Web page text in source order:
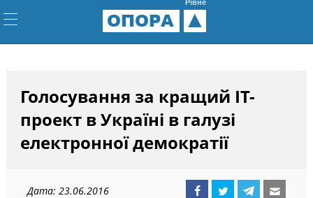
ОПОРА
Рівне
Голосування за кращий IT-
проект в Україні в галузі
електронної демократії